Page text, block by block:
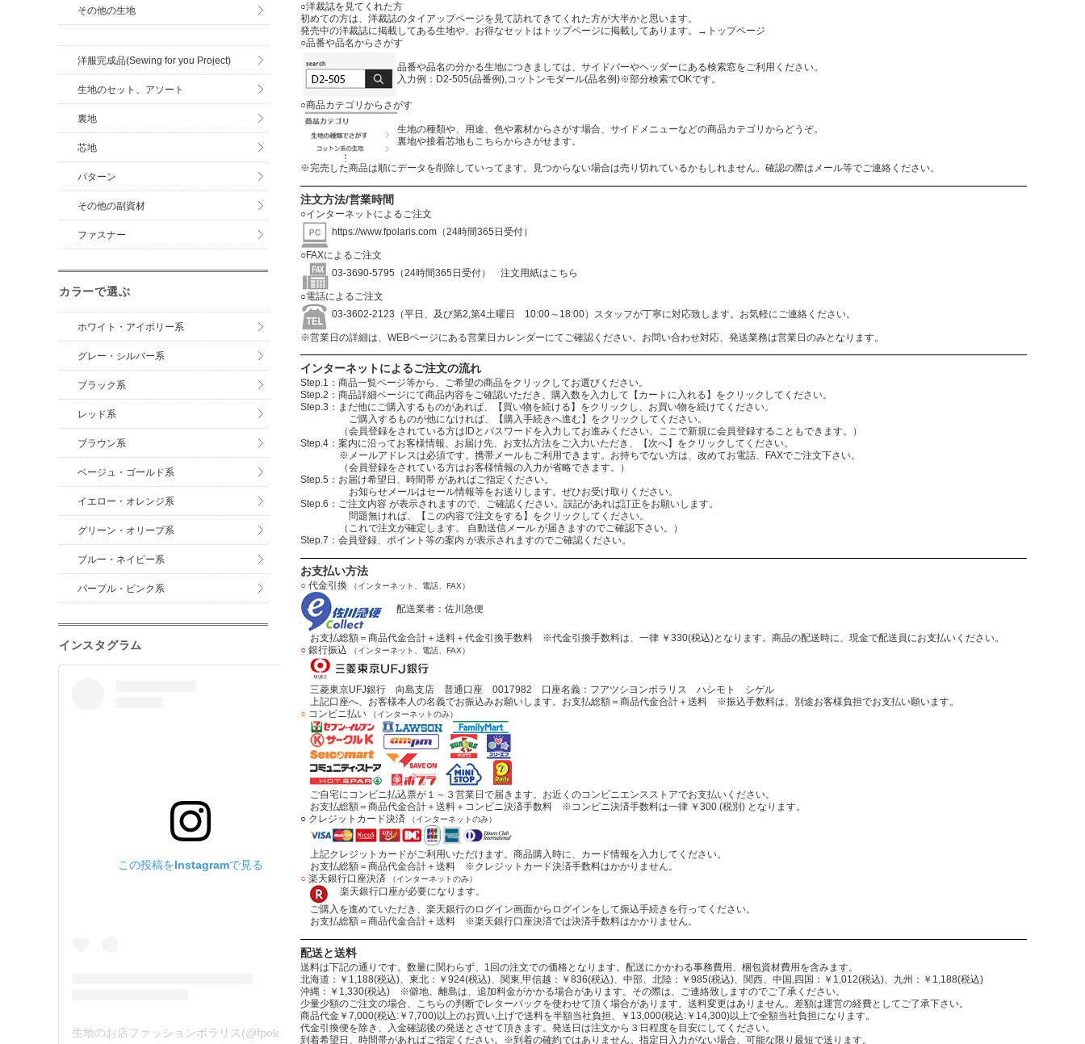
○洋裁誌を見てくれた方
初めての方は、洋裁誌のタイアップページを見て訪れてきてくれた方が大半かと思います。
発売中の洋裁誌に掲載してある生地や、お得なセットはトップページに掲載してあります。
→トップページ
○品番や品名からさがす
品番や品名の分かる生地につきましては、サイドバーやヘッダーにある検索窓をご利用ください。
入力例：D2-505(品番例),コットンモダール(品名例)※部分検索でOKです。
○商品カテゴリからさがす
生地の種類や、用途、色や素材からさがす場合、サイドメニューなどの商品カテゴリからどうぞ。
裏地や接着芯地もこちらからさがせます。
※完売した商品は順にデータを削除していってます。見つからない場合は売り切れているかもしれません。確認の際はメール等でご連絡ください。
注文方法/営業時間
○インターネットによるご注文
https://www.fpolaris.com （24時間365日受付）
○FAXによるご注文
03-3690-5795（24時間365日受付）
注文用紙はこちら
○電話によるご注文
03-3602-2123（平日、及び第2,第4土曜日 10:00～18:00）スタッフが丁寧に対応致します。お気軽にご連絡ください。
※営業日の詳細は、WEBページにある営業日カレンダーにてご確認ください。お問い合わせ対応、発送業務は営業日のみとなります。
インターネットによるご注文の流れ
Step.1：商品一覧ページ等から、ご希望の商品をクリックしてお選びください。
Step.2：商品詳細ページにて商品内容をご確認いただき、購入数を入力して【カートに入れる】をクリックしてください。
Step.3：まだ他にご購入するものがあれば、【買い物を続ける】をクリックし、お買い物を続けてください。
ご購入するものが他になければ、【購入手続きへ進む】をクリックしてください。
（会員登録をされている方はIDとパスワードを入力してお進みください。ここで新規に会員登録することもできます。）
Step.4：案内に沿ってお客様情報、お届け先、お支払方法をご入力いただき、【次へ】をクリックしてください。
※メールアドレスは必須です。携帯メールもご利用できます。お持ちでない方は、改めてお電話、FAXでご注文下さい。
（会員登録をされている方はお客様情報の入力が省略できます。）
Step.5：お届け希望日、時間帯 があればご指定ください。
お知らせメールはセール情報等をお送りします。ぜひお受け取りください。
Step.6：ご注文内容 が表示されますので、ご確認ください。誤記があれば訂正をお願いします。
問題無ければ、【この内容で注文をする】をクリックしてください。
（これで注文が確定します。 自動送信メール が届きますのでご確認下さい。）
Step.7：会員登録、ポイント等の案内 が表示されますのでご確認ください。
お支払い方法
○ 代金引換 （インターネット、電話、FAX）
配送業者：佐川急便
お支払総額＝商品代金合計＋送料＋代金引換手数料 ※代金引換手数料は、一律 ￥330(税込)となります。商品の配送時に、現金で配送員にお支払いください。
○ 銀行振込 （インターネット、電話、FAX）
三菱東京UFJ銀行 向島支店 普通口座 0017982 口座名義：フアツシヨンポラリス ハシモト シゲル
上記口座へ、お客様本人の名義でお振込みお願いします。お支払総額＝商品代金合計＋送料 ※振込手数料は、別途お客様負担でお支払い願います。
○ コンビニ払い （インターネットのみ）
ご自宅にコンビニ払込票が１～３営業日で届きます。お近くのコンビニエンスストアでお支払いください。
お支払総額＝商品代金合計＋送料＋コンビニ決済手数料 ※コンビニ決済手数料は一律 ￥300 (税別) となります。
○ クレジットカード決済 （インターネットのみ）
上記クレジットカードがご利用いただけます。商品購入時に、カード情報を入力してください。
お支払総額＝商品代金合計＋送料 ※クレジットカード決済手数料はかかりません。
○ 楽天銀行口座決済 （インターネットのみ）
楽天銀行口座が必要になります。
ご購入を進めていただき、楽天銀行のログイン画面からログインをして振込手続きを行ってください。
お支払総額＝商品代金合計＋送料 ※楽天銀行口座決済では決済手数料はかかりません。
配送と送料
送料は下記の通りです。数量に関わらず、1回の注文での価格となります。配送にかかわる事務費用、梱包資材費用を含みます。
北海道：￥1,188(税込)、東北：￥924(税込)、関東,甲信越：￥836(税込)、中部、北陸：￥985(税込)、関西、中国,四国：￥1,012(税込)、九州：￥1,188(税込)
沖縄：￥1,330(税込) ※僻地、離島は、追加料金がかかる場合があります。その際は、ご連絡致しますのでご了承ください。
少量少額のご注文の場合、こちらの判断でレターパックを使わせて頂く場合があります。送料変更はありません。差額は運営の経費としてご了承下さい。
商品代金￥7,000(税込:￥7,700)以上のお買い上げで送料を半額当社負担、￥13,000(税込:￥14,300)以上で全額当社負担になります。
代金引換便を除き、入金確認後の発送とさせて頂きます。発送日は注文から３日程度を目安にしてください。
到着希望日、時間帯があればご指定ください。※到着の確約ではありません。指定日入力がない場合、可能な限り最短で送ります。
その他の生地
洋服完成品(Sewing for you Project)
生地のセット、アソート
裏地
芯地
パターン
その他の副資材
ファスナー
カラーで選ぶ
ホワイト・アイボリー系
グレー・シルバー系
ブラック系
レッド系
ブラウン系
ベージュ・ゴールド系
イエロー・オレンジ系
グリーン・オリーブ系
ブルー・ネイビー系
パープル・ピンク系
インスタグラム
この投稿をInstagramで見る
生地のお店ファッションポラリス(@fpolaris_textile)がシェアした投稿